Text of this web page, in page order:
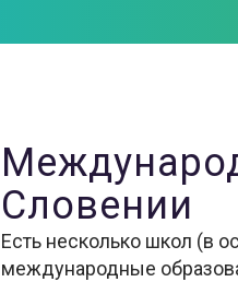
Международное образование в
Словении
Есть несколько школ (в
международные